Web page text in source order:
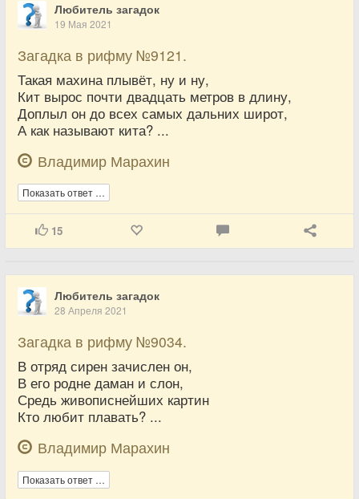
Любитель загадок
19 Мая 2021
Загадка в рифму №9121.
Такая махина плывёт, ну и ну,
Кит вырос почти двадцать метров в длину,
Доплыл он до всех самых дальних широт,
А как называют кита? ...
Владимир Марахин
Показать ответ …
15
Любитель загадок
28 Апреля 2021
Загадка в рифму №9034.
В отряд сирен зачислен он,
В его родне даман и слон,
Средь живописнейших картин
Кто любит плавать? ...
Владимир Марахин
Показать ответ …